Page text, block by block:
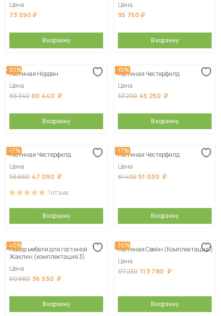
Цена
73 590
В корзину
Цена
95 750
В корзину
-30%
Гостиная Норден
Цена
86 340 60 440
В корзину
-15%
Гостиная Честерфилд
Цена
53 290 45 250
В корзину
-17%
Гостиная Честерфилд
Цена
56 660 47 090
1отзыв
В корзину
-17%
Гостиная Честерфилд
Цена
61 400 51 030
В корзину
-40%
Набор мебели для гостиной
Жаклин (комплектация 3)
Цена
60 880 36 530
В корзину
-36%
Гостиная Свейн (Комплектация1)
Цена
177 230 113 780
В корзину